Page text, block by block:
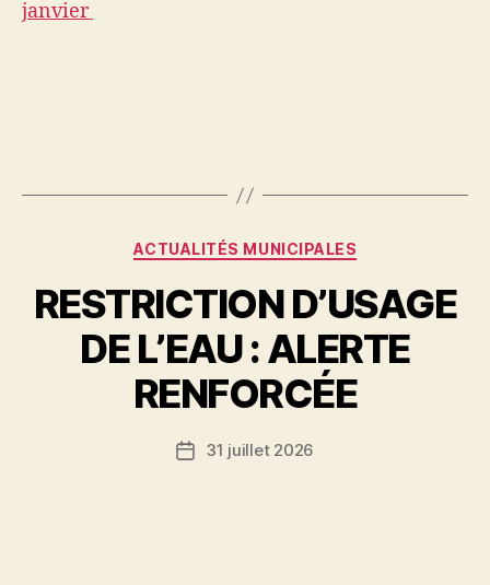
janvier
Catégories
ACTUALITÉS MUNICIPALES
RESTRICTION D’USAGE
DE L’EAU : ALERTE
RENFORCÉE
Date31 juillet 2026